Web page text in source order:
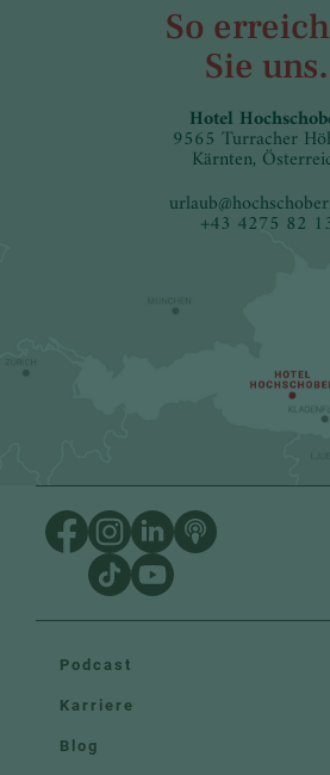
So
Sie uns.
Hotel
9565 Turracher
Kärnten,
urlaub@
+43 4275 82
Podcast
Karriere
Blog